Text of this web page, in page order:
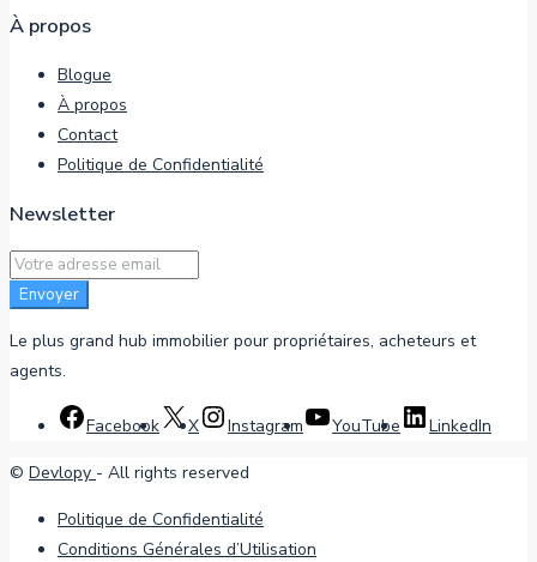
À propos
Blogue
À propos
Contact
Politique de Confidentialité
Newsletter
Envoyer
Le plus grand hub immobilier pour propriétaires, acheteurs et
agents.
Facebook X Instagram YouTube LinkedIn
© Devlopy - All rights reserved
Politique de Confidentialité
Conditions Générales d’Utilisation